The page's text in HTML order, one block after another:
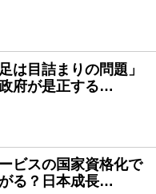
は目詰まりの問題」
府が是正する…
ビスの国家資格化で
る？日本成長…